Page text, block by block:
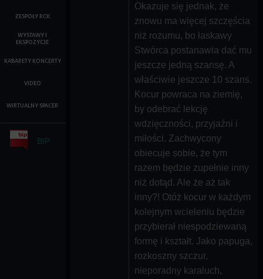
ZESPOŁY RCK
WYSTAWY I
EKSPOZYCJE
KABARETY KONCERTY
VIDEO
WIRTUALNY SPACER
BIP
Okazuje się jednak, że
znowu ma więcej szczęścia
niż rozumu, bo łaskawy
Stwórca postanawia dać mu
jeszcze jedną szansę. A
właściwie jeszcze 10 szans.
Kocur powraca na ziemię,
by odebrać lekcję
wdzięczności, przyjaźni i
miłości. Zachwycony
obiecuje sobie, że tym
razem będzie zupełnie inny
niż dotąd. Ale że aż tak
inny?! Otóż kocur w każdym
kolejnym wcieleniu będzie
przybierał niespodziewaną
formę i kształt. Jako papuga,
rozkoszny szczur,
nieporadny karaluch,